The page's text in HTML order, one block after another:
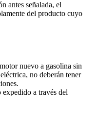
antes señalada, el
del producto cuyo
nuevo a gasolina sin
no deberán tener
a través del